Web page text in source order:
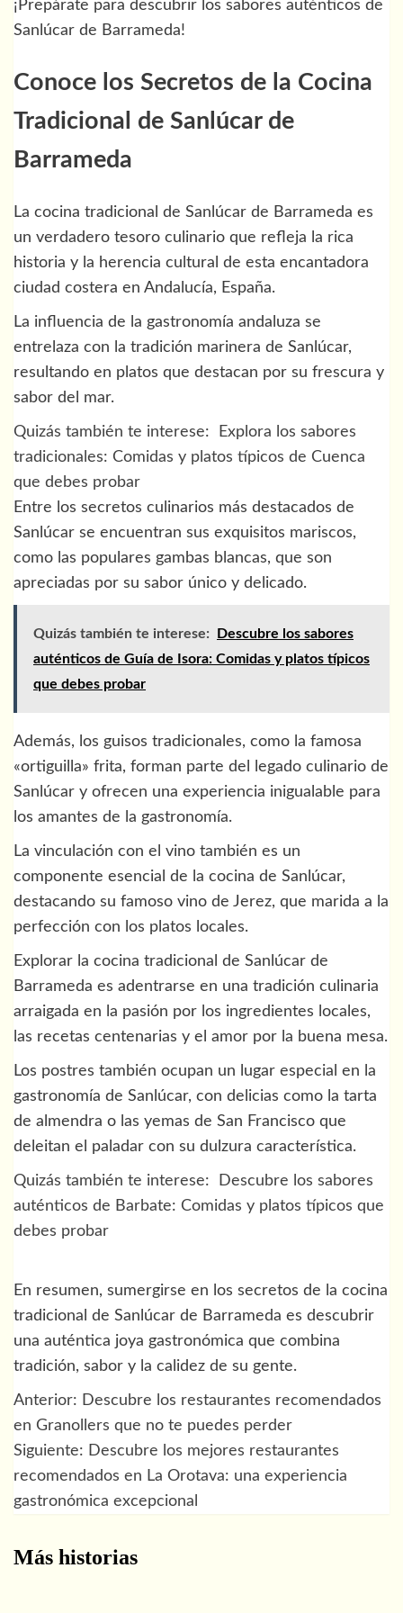
¡Prepárate para descubrir los sabores auténticos de
Sanlúcar de Barrameda!
Conoce los Secretos de la Cocina
Tradicional de Sanlúcar de
Barrameda
La cocina tradicional de Sanlúcar de Barrameda es
un verdadero tesoro culinario que refleja la rica
historia y la herencia cultural de esta encantadora
ciudad costera en Andalucía, España.
La influencia de la gastronomía andaluza se
entrelaza con la tradición marinera de Sanlúcar,
resultando en platos que destacan por su frescura y
sabor del mar.
Quizás también te interese:
Explora los sabores
tradicionales: Comidas y platos típicos de Cuenca
que debes probar
Entre los secretos culinarios más destacados de
Sanlúcar se encuentran sus exquisitos mariscos,
como las populares gambas blancas, que son
apreciadas por su sabor único y delicado.
Quizás también te interese:
Descubre los sabores
auténticos de Guía de Isora: Comidas y platos típicos
que debes probar
Además, los guisos tradicionales, como la famosa
«ortiguilla» frita, forman parte del legado culinario de
Sanlúcar y ofrecen una experiencia inigualable para
los amantes de la gastronomía.
La vinculación con el vino también es un
componente esencial de la cocina de Sanlúcar,
destacando su famoso vino de Jerez, que marida a la
perfección con los platos locales.
Explorar la cocina tradicional de Sanlúcar de
Barrameda es adentrarse en una tradición culinaria
arraigada en la pasión por los ingredientes locales,
las recetas centenarias y el amor por la buena mesa.
Los postres también ocupan un lugar especial en la
gastronomía de Sanlúcar, con delicias como la tarta
de almendra o las yemas de San Francisco que
deleitan el paladar con su dulzura característica.
Quizás también te interese:
Descubre los sabores
auténticos de Barbate: Comidas y platos típicos que
debes probar
En resumen, sumergirse en los secretos de la cocina
tradicional de Sanlúcar de Barrameda es descubrir
una auténtica joya gastronómica que combina
tradición, sabor y la calidez de su gente.
Navegación
de
entradas
Anterior: Descubre los restaurantes recomendados
en Granollers que no te puedes perder
Siguiente: Descubre los mejores restaurantes
recomendados en La Orotava: una experiencia
gastronómica excepcional
Más historias